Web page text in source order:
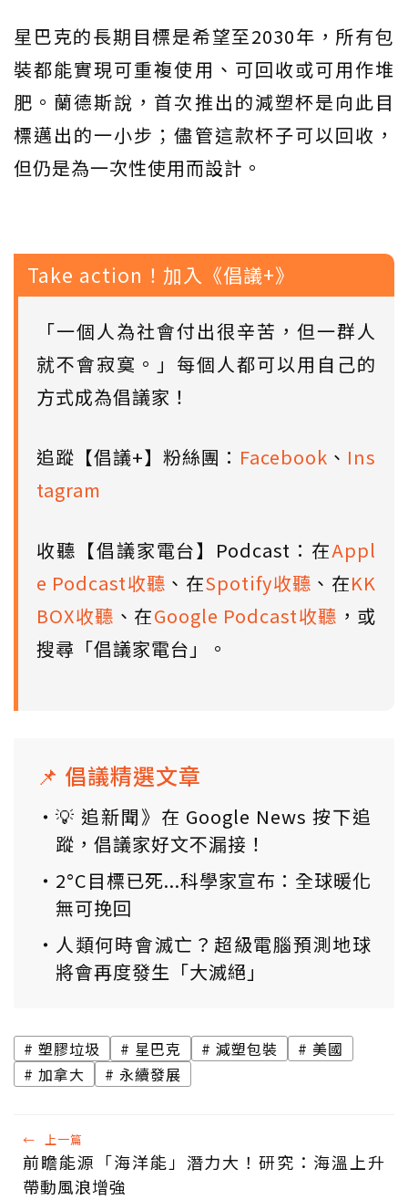
星巴克的長期目標是希望至2030年，所有包
裝都能實現可重複使用、可回收或可用作堆
肥。蘭德斯說，首次推出的減塑杯是向此目
標邁出的一小步；儘管這款杯子可以回收，
但仍是為一次性使用而設計。
Take action！加入《倡議+》
「一個人為社會付出很辛苦，但一群人
就不會寂寞。」每個人都可以用自己的
方式成為倡議家！
追蹤【倡議+】粉絲團： Facebook 、 Ins
tagram
收聽【倡議家電台】Podcast：在Appl
e Podcast收聽 、在Spotify收聽 、在KK
BOX收聽 、在Google Podcast收聽 ，或
搜尋「倡議家電台」。
📌 倡議精選文章
💡 追新聞》在 Google News 按下追
蹤，倡議家好文不漏接！
2°C目標已死...科學家宣布：全球暖化
無可挽回
人類何時會滅亡？超級電腦預測地球
將會再度發生「大滅絕」
塑膠垃圾 星巴克 減塑包裝
美國
加拿大
永續發展
← 上一篇
前瞻能源「海洋能」潛力大！研究：海溫上升
帶動風浪增強